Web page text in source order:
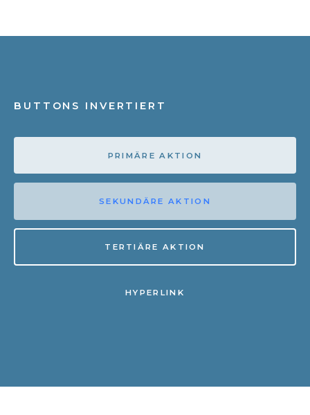
BUTTONS INVERTIERT
PRIMÄRE AKTION
SEKUNDÄRE AKTION
TERTIÄRE AKTION
HYPERLINK